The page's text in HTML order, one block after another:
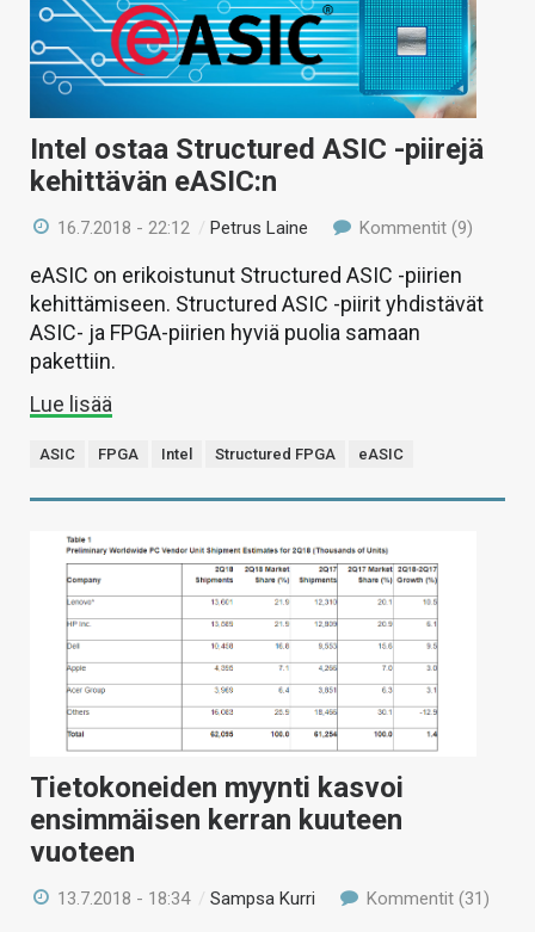
Intel ostaa Structured ASIC -piirejä
kehittävän eASIC:n
16.7.2018 - 22:12 /Petrus Laine Kommentit (9)
eASIC on erikoistunut Structured ASIC -piirien
kehittämiseen. Structured ASIC -piirit yhdistävät
ASIC- ja FPGA-piirien hyviä puolia samaan
pakettiin.
Lue lisää
ASIC FPGA Intel Structured FPGA eASIC
Tietokoneiden myynti kasvoi
ensimmäisen kerran kuuteen
vuoteen
13.7.2018 - 18:34 /Sampsa Kurri Kommentit (31)